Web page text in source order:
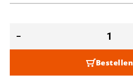
Bestellen